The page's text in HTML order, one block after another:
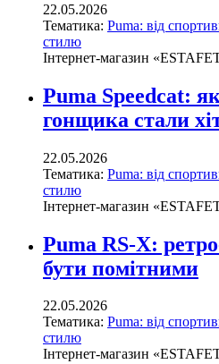
22.05.2026
Тематика: Puma: від
стилю
Інтернет-магазин
Puma Speedcat:
гонщика стали
22.05.2026
Тематика: Puma: від
стилю
Інтернет-магазин
Puma RS-X:
бути помітними
22.05.2026
Тематика: Puma: від
стилю
Інтернет-магазин